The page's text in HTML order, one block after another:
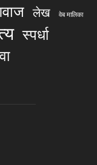
लेख वेब मालिका
स्पर्धा